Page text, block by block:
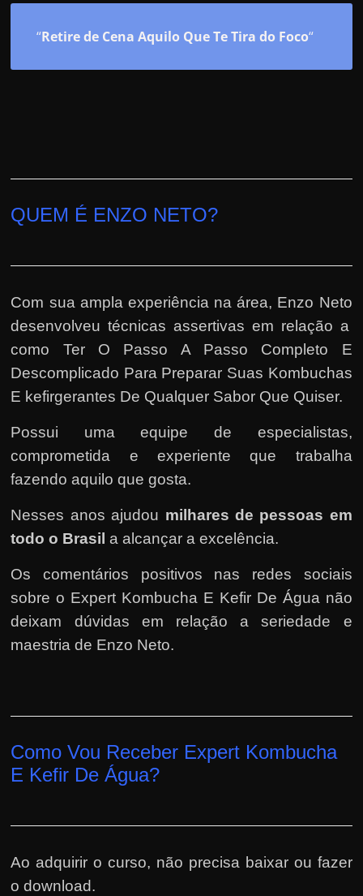
“Retire de Cena Aquilo Que Te Tira do Foco“
QUEM É ENZO NETO?
Com sua ampla experiência na área, Enzo Neto
desenvolveu técnicas assertivas em relação a
como Ter O Passo A Passo Completo E
Descomplicado Para Preparar Suas Kombuchas
E kefirgerantes De Qualquer Sabor Que Quiser.
Possui uma equipe de especialistas,
comprometida e experiente que trabalha
fazendo aquilo que gosta.
Nesses anos ajudou milhares de pessoas em
todo o Brasil a alcançar a excelência.
Os comentários positivos nas redes sociais
sobre o Expert Kombucha E Kefir De Água não
deixam dúvidas em relação a seriedade e
maestria de Enzo Neto.
Como Vou Receber Expert Kombucha
E Kefir De Água?
Ao adquirir o curso, não precisa baixar ou fazer
o download.